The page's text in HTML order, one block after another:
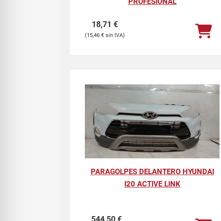
18,71 €
15,46 €
PARAGOLPES DELANTERO HYUNDAI
I20 ACTIVE LINK